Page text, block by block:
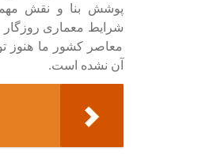
پوشش بنا و نقش
شرایط معماری روزگار
معاصر کشور ما هنوز
آن نشده است.